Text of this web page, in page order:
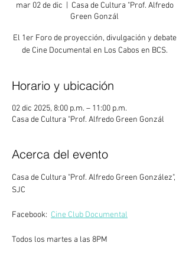
mar 02 de dic
Casa de Cultura "Prof. Alfredo
Green Gonzál
El 1er Foro de proyección, divulgación y debate
de Cine Documental en Los Cabos en BCS.
Horario y ubicación
02 dic 2025, 8:00 p.m. – 11:00 p.m.
Casa de Cultura "Prof. Alfredo Green Gonzál
Acerca del evento
Casa de Cultura "Prof. Alfredo Green González",
SJC
Facebook: Cine Club Documental
Todos los martes a las 8PM